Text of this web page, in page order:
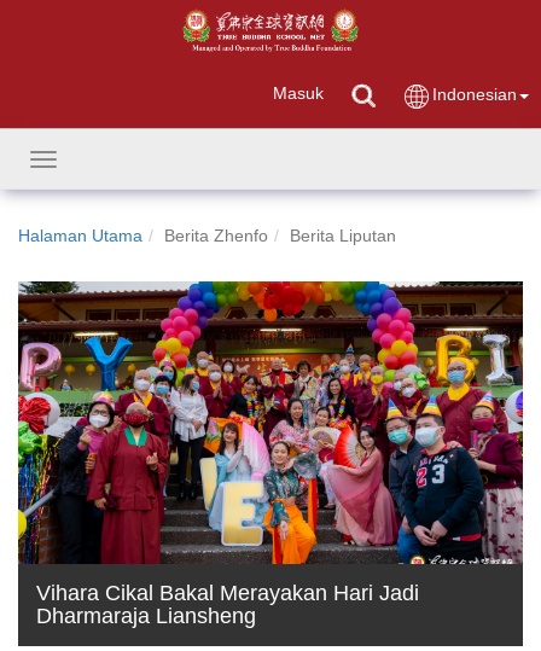
Masuk Indonesian
Toggle
navigation
Halaman Utama Berita Zhenfo Berita Liputan
Vihara Cikal Bakal Merayakan Hari Jadi
Dharmaraja Liansheng